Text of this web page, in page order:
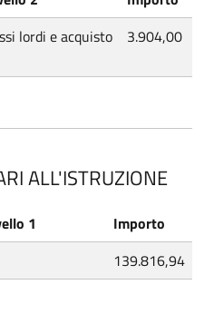
lordi e acquisto
3.904,00
ALL'ISTRUZIONE
1
Importo
139.816,94